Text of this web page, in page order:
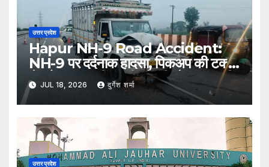
उत्तर प्रदेश
Hapur NH-9 Road Accident:
NH-9 पर दर्दनाक हादसा, पिकअप की टक्कर
से ट्रैक्टर-ट्रॉली पलटी; दो की मौत, एक गंभीर
घायल
JUL 18, 2026 दुर्गेश शर्मा
उत्तर प्रदेश